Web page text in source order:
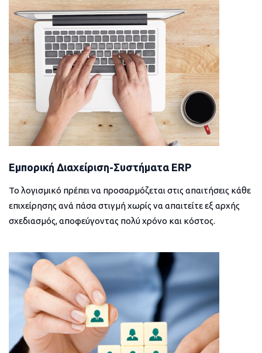
Εμπορική Διαχείριση-Συστήματα ERP
Το λογισμικό πρέπει να προσαρμόζεται στις απαιτήσεις κάθε
επιχείρησης ανά πάσα στιγμή χωρίς να απαιτείτε εξ αρχής
σχεδιασμός, αποφεύγοντας πολύ χρόνο και κόστος.